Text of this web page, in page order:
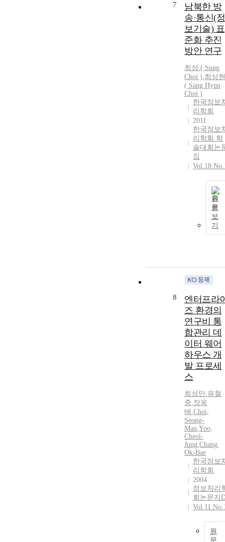
7
남북한 방
송·통신(정
보기술) 표
준화 추진
방안 연구
최성 ( Sung
Choi ),최상현
( Sang Hyun
Choi )
한국정보
리학회
2011
한국정보
리학회 학
술대회논
집
Vol.18
원
문
보
기
8
엔터프라
즈 환경의
연구비 통
합관리 데
이터 웨어
하우스 개
발 프로세
스
최성만,유철
중,장옥
배 ,Choi,
Seong-
Man,Yoo,
Cheol-
Jung,Chang,
Ok-Bae
한국정보
리학회
2004
정보처리
회논문지
Vol.11
원
문